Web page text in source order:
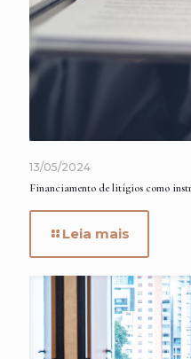
13/05/2024
Financiamento de litígios como
Leia mais